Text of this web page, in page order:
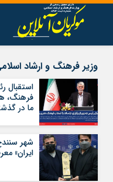
وزیر فرهنگ و ارشاد
استقبال
فرهنگ،
ما در
شهر
ایران»